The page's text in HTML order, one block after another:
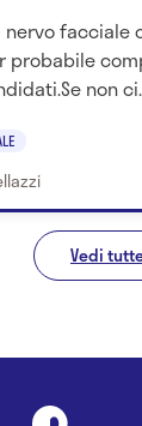
nervo facciale
probabile
non
Vedi